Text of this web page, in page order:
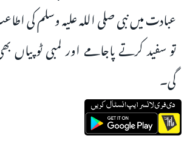
عبادت میں نبی صلی اللہ علیہ وسلم کی
تو سفید کرتے پاجامے اور لمبی ٹوپیاں
گی۔